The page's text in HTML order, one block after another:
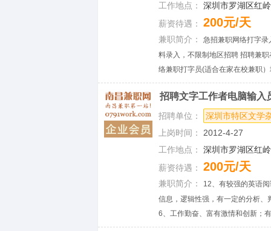
工作地点： 深圳市罗湖区红
薪资待遇： 200元/天
兼职简介： 急招兼职网络打字
料录入，不限制地区招聘 招聘兼
络兼职打字员(适合在家在校兼职
招聘文字工作者电脑输入
招聘单位：
深圳市特区文学
上岗时间： 2012-4-27
工作地点： 深圳市罗湖区红
薪资待遇： 200元/天
兼职简介：
12、有较强的英语
信息，逻辑性强，有一定的分析
6、工作勤奋、富有激情和创新；